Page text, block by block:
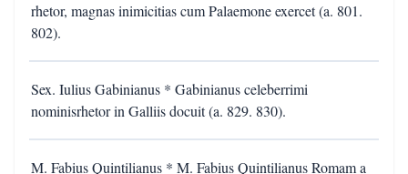
rhetor, magnas inimicitias cum Palaemone exercet (a. 801.
802).
Sex. Iulius Gabinianus * Gabinianus celeberrimi
nominisrhetor in Galliis docuit (a. 829. 830).
M. Fabius Quintilianus * M. Fabius Quintilianus Romam a